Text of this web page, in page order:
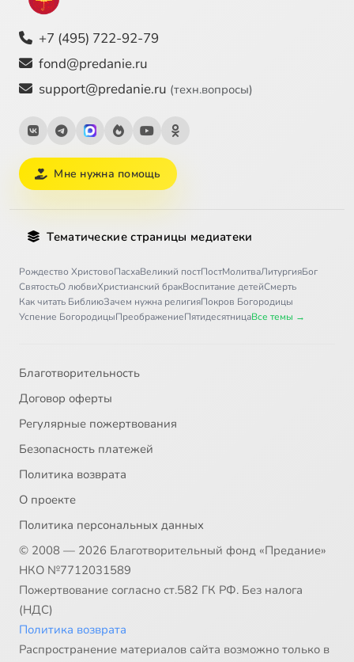
+7 (495) 722-92-79
fond@predanie.ru
support@predanie.ru (техн.вопросы)
Мне нужна помощь
Тематические страницы медиатеки
Рождество ХристовоПасхаВеликий постПостМолитваЛитургияБог
СвятостьО любвиХристианский бракВоспитание детейСмерть
Как читать БиблиюЗачем нужна религияПокров Богородицы
Успение БогородицыПреображениеПятидесятницаВсе темы →
Благотворительность
Договор оферты
Регулярные пожертвования
Безопасность платежей
Политика возврата
О проекте
Политика персональных данных
© 2008 — 2026 Благотворительный фонд «Предание»
НКО №7712031589
Пожертвование согласно ст.582 ГК РФ. Без налога
(НДС)
Политика возврата
Распространение материалов сайта возможно только в